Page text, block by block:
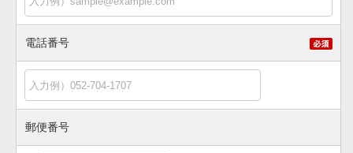
電話番号
郵便番号